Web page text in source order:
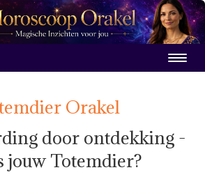
Orakel
door ontdekking -
jouw Totemdier?